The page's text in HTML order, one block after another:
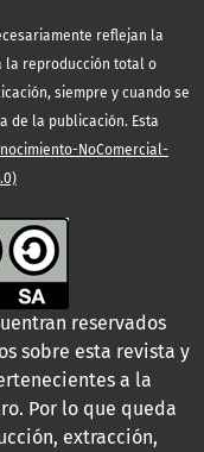
reflejan la
la reproducción total o
siempre y cuando se
de la publicación. Esta
NoComercial-
reservados
sobre esta revista y
a la
Por lo que queda
extracción,